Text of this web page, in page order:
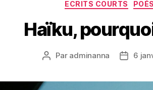
ECRITS COURTS
Haïku,
Auteur
Par adminanna
Date
6